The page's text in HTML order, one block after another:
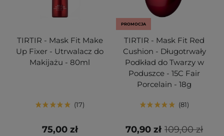
TIRTIR - Mask Fit Make
Up Fixer - Utrwalacz do
Makijażu - 80ml
17
75,00 zł
PROMOCJA
TIRTIR - Mask Fit Red
Cushion - Długotrwały
Podkład do Twarzy w
Poduszce - 15C Fair
Porcelain - 18g
81
109,00 zł
70,90 zł